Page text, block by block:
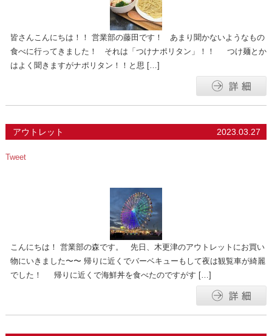
皆さんこんにちは！！ 営業部の藤田です！ あまり聞かないようなもの
食べに行ってきました！ それは「つけナポリタン」！！ つけ麺とか
はよく聞きますがナポリタン！！と思 […]
アウトレット 2023.03.27
Tweet
こんにちは！ 営業部の森です。 先日、木更津のアウトレットにお買い
物にいきました〜〜 帰りに近くでバーベキューもして夜は観覧車が綺麗
でした！ 帰りに近くで海鮮丼を食べたのですがす […]